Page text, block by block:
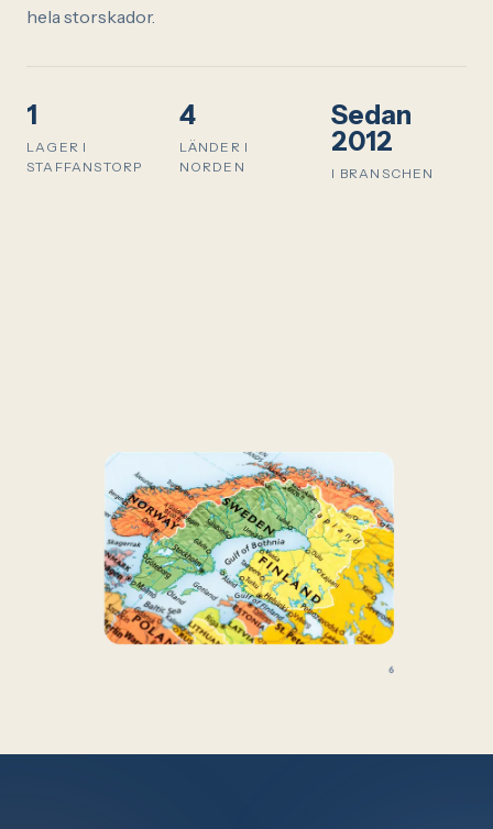
hela storskador.
1
LAGER I
STAFFANSTORP
4
LÄNDER I
NORDEN
Sedan
2012
I BRANSCHEN